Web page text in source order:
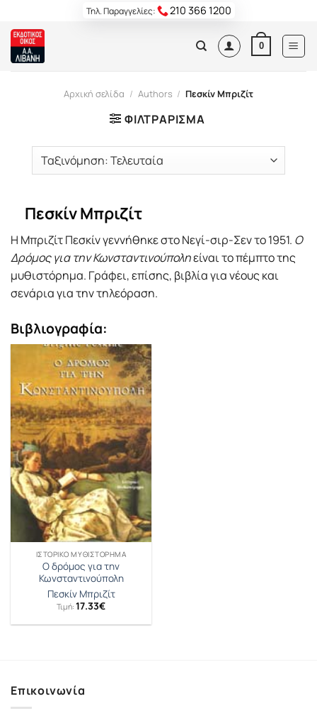
content
Τηλ. Παραγγελίες: 210 366 1200
0
Αρχική σελίδα / Authors / Πεσκίν Μπριζίτ
ΦΙΛΤΡΆΡΙΣΜΑ
Πεσκίν Μπριζίτ
Η Μπριζίτ Πεσκίν γεννήθηκε στο Νεγί-σιρ-Σεν το 1951. Ο
Δρόμος για την Κωνσταντινούποληείναι το πέμπτο της
μυθιστόρημα. Γράφει, επίσης, βιβλία για νέους και
σενάρια για την τηλεόραση.
Βιβλιογραφία:
ΙΣΤΟΡΙΚΌ ΜΥΘΙΣΤΌΡΗΜΑ
Ο δρόμος για την
Κωνσταντινούπολη
Πεσκίν Μπριζίτ
Τιμή: 17.33€
Επικοινωνία